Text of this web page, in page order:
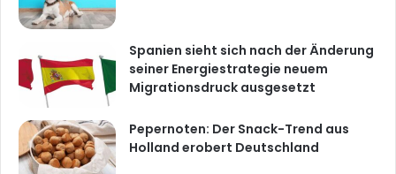
Spanien sieht sich nach der Änderung
seiner Energiestrategie neuem
Migrationsdruck ausgesetzt
Pepernoten: Der Snack-Trend aus
Holland erobert Deutschland